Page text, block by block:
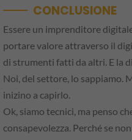
CONCLUSIONE
Essere un imprenditore
portare valore attraverso il
di strumenti fatti da altri. E la
Noi, del settore, lo sappiamo.
inizino a capirlo.
Ok, siamo tecnici, ma penso
consapevolezza. Perché se